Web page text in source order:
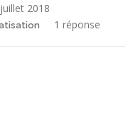
2018
1 réponse